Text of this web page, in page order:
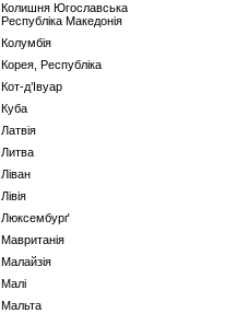
Колишня Югославська
Республіка Македонія
Колумбiя
Корея, Республiка
Кот-д’Івуар
Куба
Латвiя
Литва
Ліван
Лівія
Люксембурґ
Мавританія
Малайзiя
Малi
Мальта